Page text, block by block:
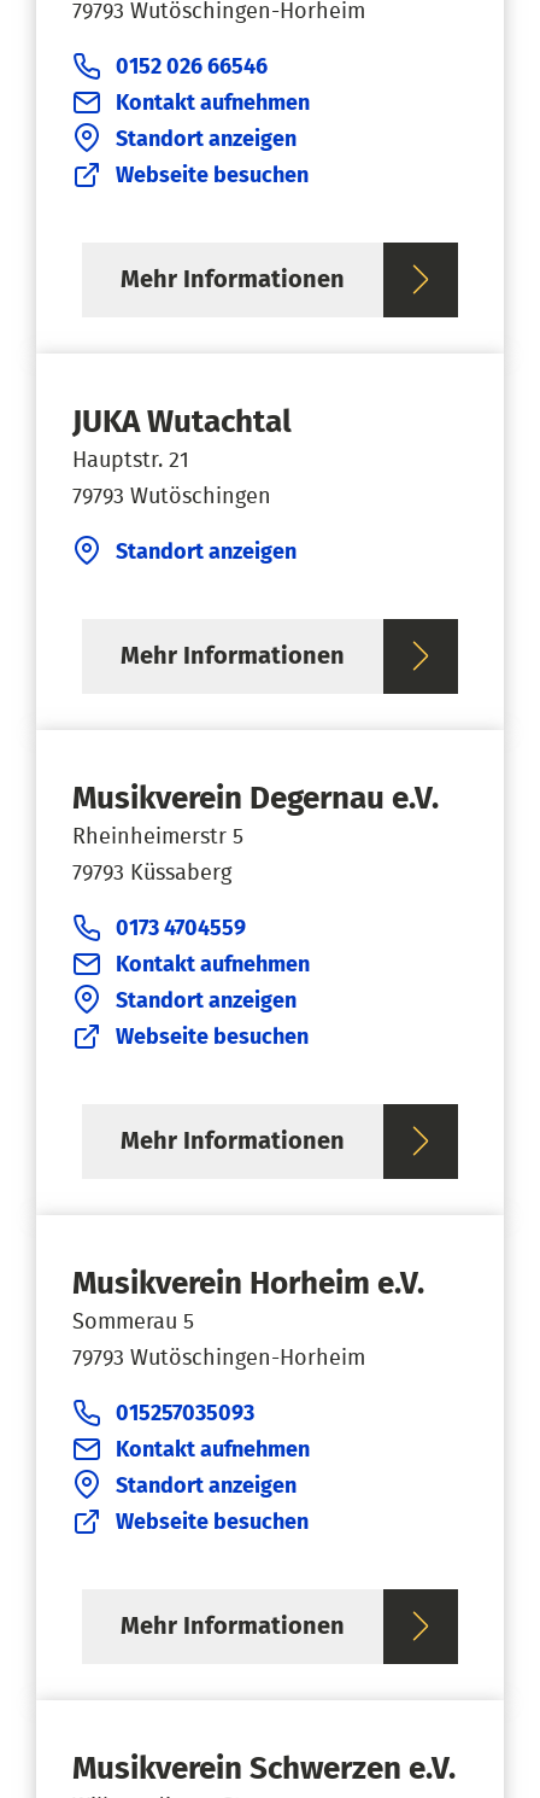
79793 Wutöschingen-Horheim
0152 026 66546
Kontakt aufnehmen
Standort anzeigen
Webseite besuchen
Mehr Informationen
JUKA Wutachtal
Hauptstr. 21
79793 Wutöschingen
Standort anzeigen
Mehr Informationen
Musikverein Degernau e.V.
Rheinheimerstr 5
79793 Küssaberg
0173 4704559
Kontakt aufnehmen
Standort anzeigen
Webseite besuchen
Mehr Informationen
Musikverein Horheim e.V.
Sommerau 5
79793 Wutöschingen-Horheim
015257035093
Kontakt aufnehmen
Standort anzeigen
Webseite besuchen
Mehr Informationen
Musikverein Schwerzen e.V.